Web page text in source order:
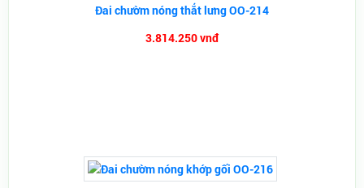
Đai chườm nóng thắt lưng OO-214
3.814.250 vnđ